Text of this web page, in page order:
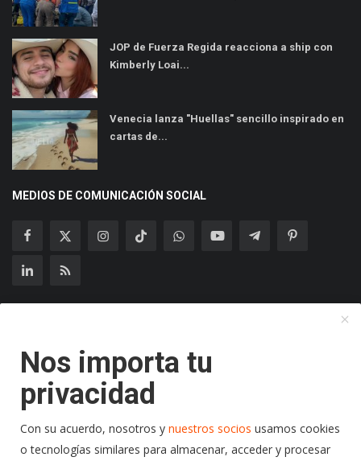
JOP de Fuerza Regida reacciona a ship con
Kimberly Loai...
Venecia lanza "Huellas" sencillo inspirado en
cartas de...
MEDIOS DE COMUNICACIÓN SOCIAL
Nos importa tu
privacidad
Con su acuerdo, nosotros y nuestros socios usamos cookies
o tecnologías similares para almacenar, acceder y procesar